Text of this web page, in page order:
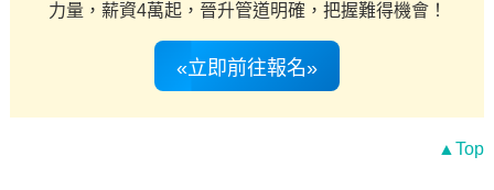
力量，薪資4萬起，晉升管道明確，把握難得機會！
«立即前往報名»
▲Top